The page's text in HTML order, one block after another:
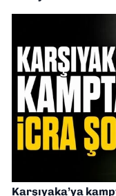
Karşıyaka’ya